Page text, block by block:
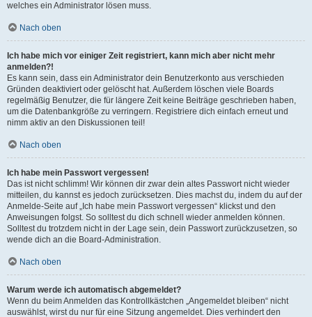
welches ein Administrator lösen muss.
Nach oben
Ich habe mich vor einiger Zeit registriert, kann mich aber nicht mehr
anmelden?!
Es kann sein, dass ein Administrator dein Benutzerkonto aus verschieden
Gründen deaktiviert oder gelöscht hat. Außerdem löschen viele Boards
regelmäßig Benutzer, die für längere Zeit keine Beiträge geschrieben haben,
um die Datenbankgröße zu verringern. Registriere dich einfach erneut und
nimm aktiv an den Diskussionen teil!
Nach oben
Ich habe mein Passwort vergessen!
Das ist nicht schlimm! Wir können dir zwar dein altes Passwort nicht wieder
mitteilen, du kannst es jedoch zurücksetzen. Dies machst du, indem du auf der
Anmelde-Seite auf „Ich habe mein Passwort vergessen“ klickst und den
Anweisungen folgst. So solltest du dich schnell wieder anmelden können.
Solltest du trotzdem nicht in der Lage sein, dein Passwort zurückzusetzen, so
wende dich an die Board-Administration.
Nach oben
Warum werde ich automatisch abgemeldet?
Wenn du beim Anmelden das Kontrollkästchen „Angemeldet bleiben“ nicht
auswählst, wirst du nur für eine Sitzung angemeldet. Dies verhindert den